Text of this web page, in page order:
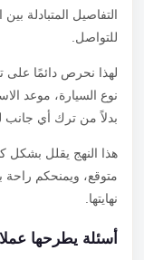
التفاصيل المتبادلة
للتواصل.
لهذا نحرص دائمًا على
نوع السيارة، موعد
بدلاً من ترك أي جانب
هذا النهج يقلل بشكل
متوقع، ويمنحكم راحة
نهايتها.
أسئلة يطرحها